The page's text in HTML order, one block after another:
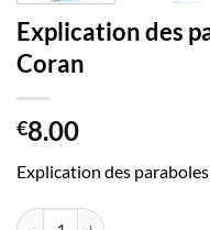
Explication des
Coran
€8.00
Explication des
quantité de Explication des